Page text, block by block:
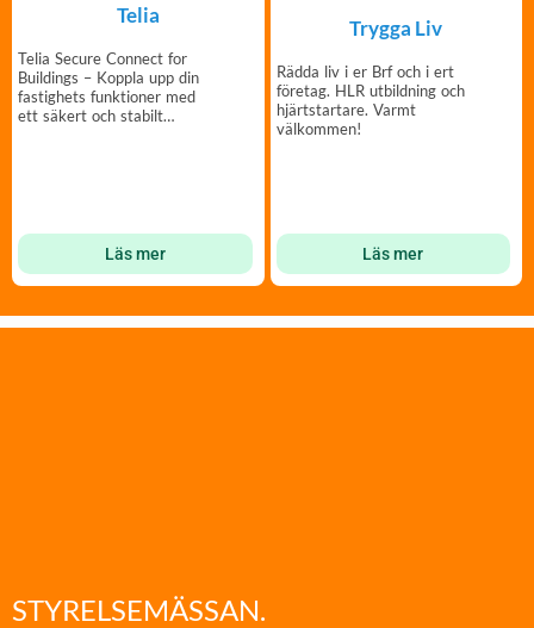
Telia
Telia Secure Connect for
Buildings – Koppla upp din
fastighets funktioner med
ett säkert och stabilt
Läs mer
Trygga Liv
Rädda liv i er Brf och i ert
företag. HLR utbildning och
hjärtstartare. Varmt
välkommen!
Läs mer
STYRELSEMÄSSAN.